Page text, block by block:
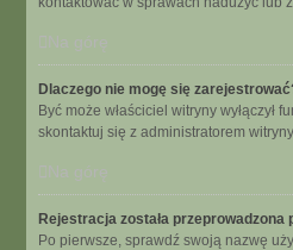
Na górę
Dlaczego nie mogę się
Być może właściciel witryny
skontaktuj się z administratorem
Na górę
Rejestracja została
Po pierwsze, sprawdź swoją nazwę